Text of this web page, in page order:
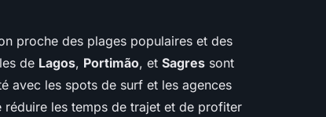
proche des plages populaires et des
de Lagos, Portimão, et Sagres sont
avec les spots de surf et les agences
les temps de trajet et de profiter